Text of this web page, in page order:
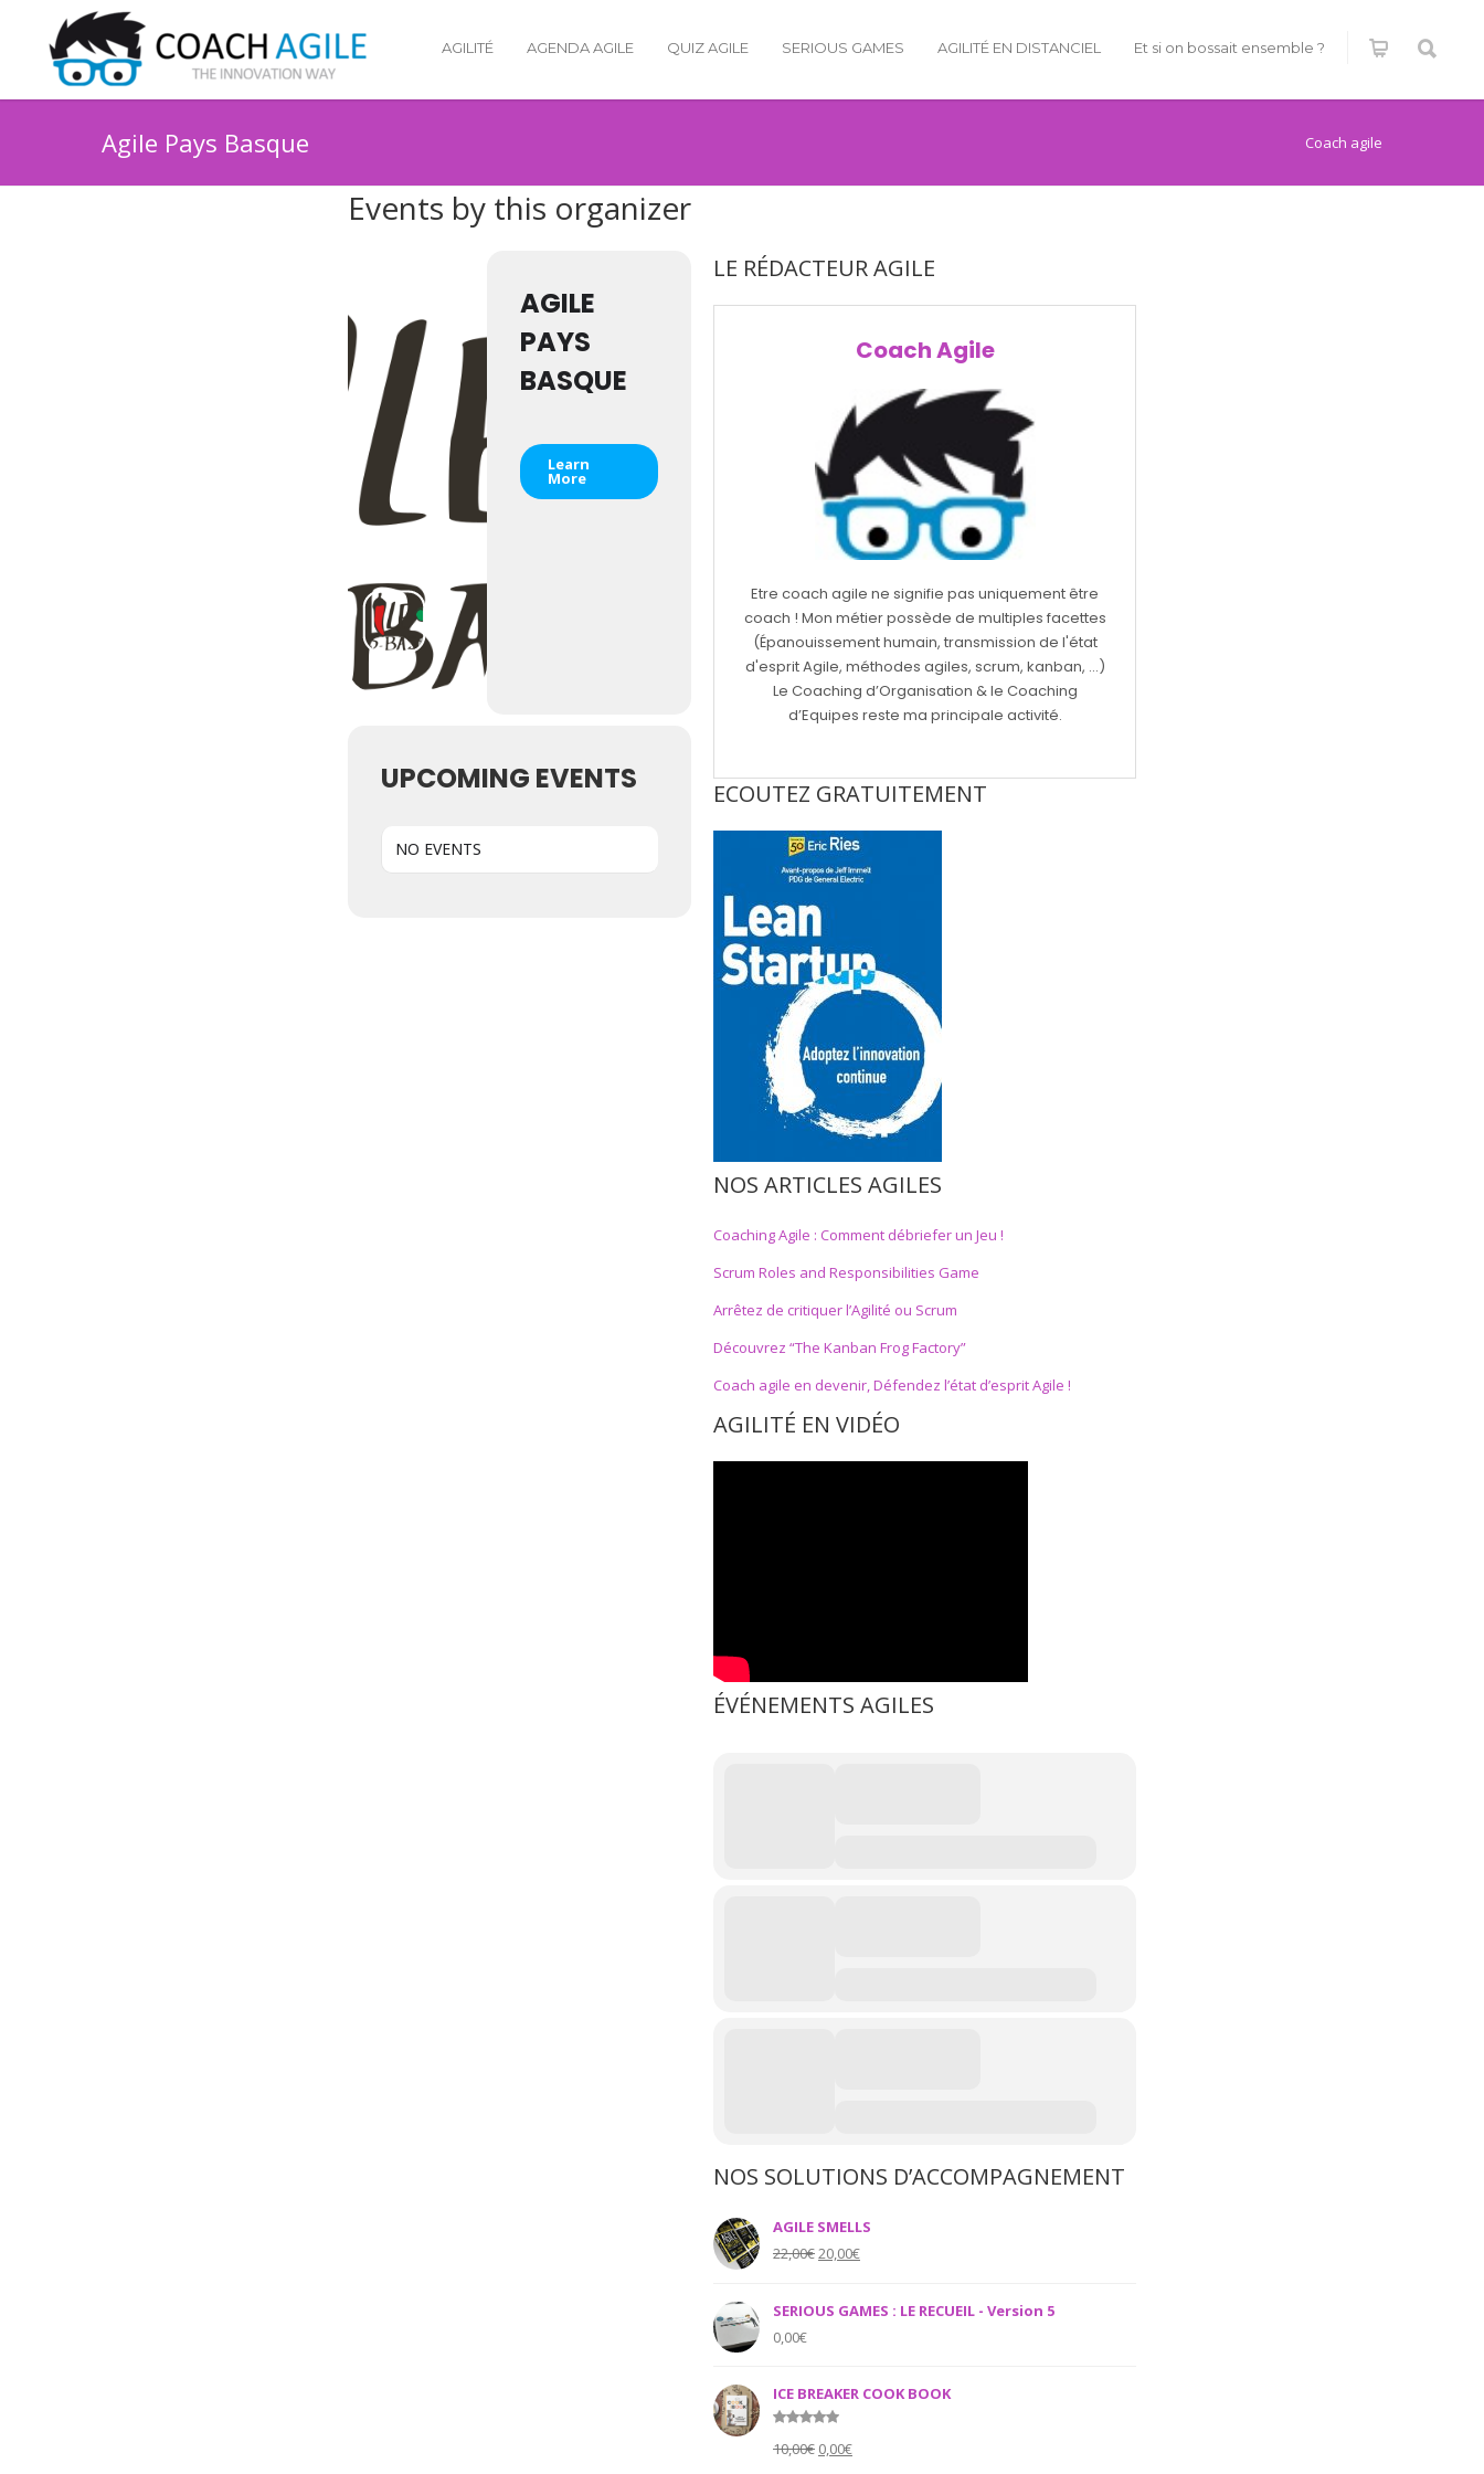
AGILITÉ AGENDA AGILE QUIZ AGILE SERIOUS GAMES AGILITÉ EN DISTANCIEL Et si on bossait ensemble ?
Agile Pays Basque Coach agile
Events by this organizer
AGILE
PAYS
BASQUE
Learn
More
UPCOMING EVENTS
NO EVENTS
LE RÉDACTEUR AGILE
Coach Agile
Etre coach agile ne signifie pas uniquement être
coach ! Mon métier possède de multiples facettes
(Épanouissement humain, transmission de l'état
d'esprit Agile, méthodes agiles, scrum, kanban, ...)
Le Coaching d’Organisation & le Coaching
d’Equipes reste ma principale activité.
ECOUTEZ GRATUITEMENT
NOS ARTICLES AGILES
Coaching Agile : Comment débriefer un Jeu !
Scrum Roles and Responsibilities Game
Arrêtez de critiquer l’Agilité ou Scrum
Découvrez “The Kanban Frog Factory”
Coach agile en devenir, Défendez l’état d’esprit Agile !
AGILITÉ EN VIDÉO
ÉVÉNEMENTS AGILES
NOS SOLUTIONS D’ACCOMPAGNEMENT
AGILE SMELLS
22,00€Original
was:
20,00€Current
is:
SERIOUS GAMES : LE RECUEIL - Version 5
0,00€
ICE BREAKER COOK BOOK
out of 5
10,00€ Original
0,00€Current